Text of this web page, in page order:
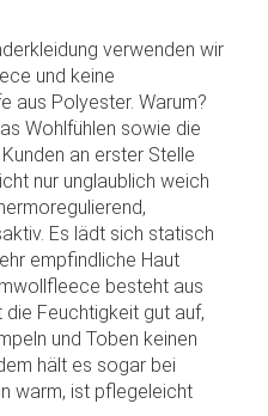
verwenden wir
und keine
aus Polyester. Warum?
Wohlfühlen sowie die
an erster Stelle
nur unglaublich weich
Es lädt sich statisch
empfindliche Haut
besteht aus
die Feuchtigkeit gut auf,
und Toben keinen
hält es sogar bei
warm, ist pflegeleicht